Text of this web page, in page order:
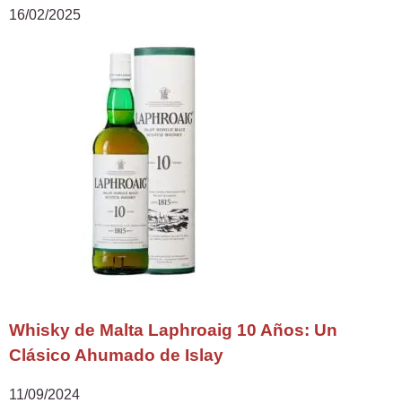
16/02/2025
Whisky de Malta Laphroaig 10 Años: Un
Clásico Ahumado de Islay
11/09/2024